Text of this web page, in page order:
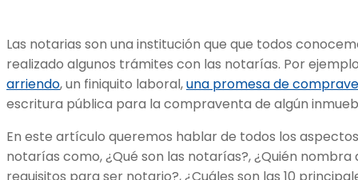
Las notarias son una institución que que todos
realizado algunos trámites con las notarías. Por
arriendo, un finiquito laboral,una promesa de
escritura pública para la compraventa de algún
En este artículo queremos hablar de todos los
notarías como, ¿Qué son las notarías?, ¿Quién nombra